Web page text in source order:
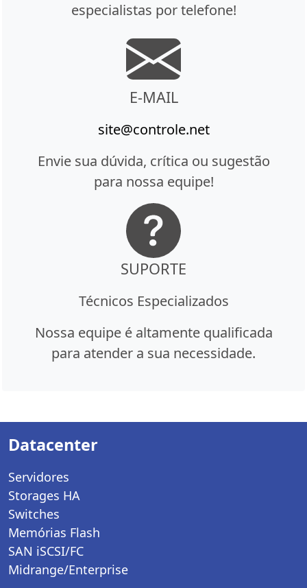
especialistas por telefone!
E-MAIL
site@controle.net
Envie sua dúvida, crítica ou sugestão
para nossa equipe!
SUPORTE
Técnicos Especializados
Nossa equipe é altamente qualificada
para atender a sua necessidade.
Datacenter
Servidores
Storages HA
Switches
Memórias Flash
SAN iSCSI/FC
Midrange/Enterprise